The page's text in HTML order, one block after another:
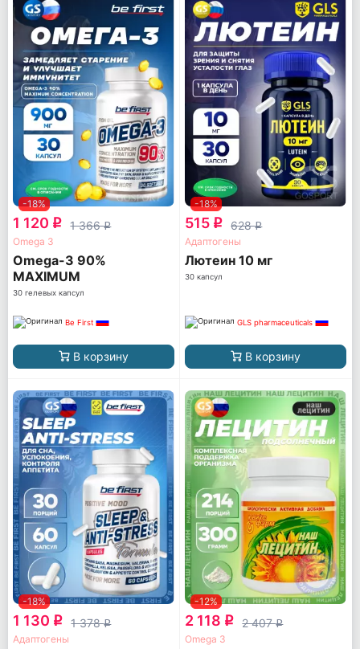
-18%
1 120 q 1 366q
Omega 3
Omega-3 90%
MAXIMUM
CONCENTRATION
30 гелевых капсул
Be First
В корзину
-18%
515 q 628q
Адаптогены
Лютеин 10 мг
30 капсул
GLS pharmaceuticals
В корзину
-18%
1 130 q 1 378q
Адаптогены
-12%
2 118 q 2 407q
Omega 3